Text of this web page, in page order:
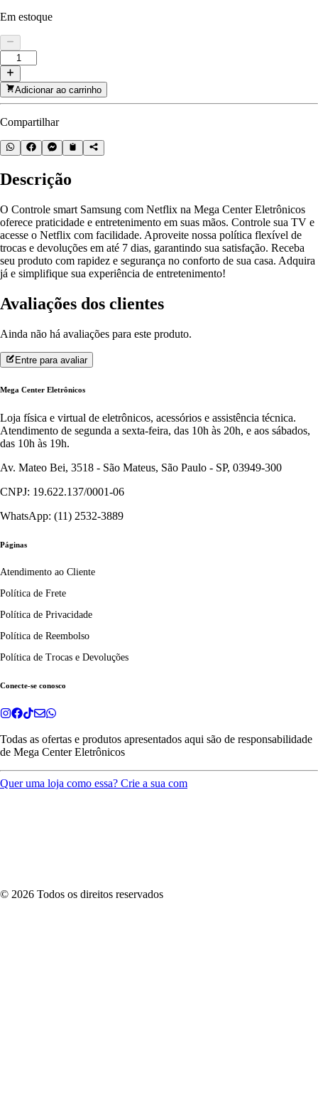
Em estoque
Adicionar ao carrinho
Compartilhar
Descrição
O Controle smart Samsung com Netflix na Mega Center Eletrônicos
oferece praticidade e entretenimento em suas mãos. Controle sua TV e
acesse o Netflix com facilidade. Aproveite nossa política flexível de
trocas e devoluções em até 7 dias, garantindo sua satisfação. Receba
seu produto com rapidez e segurança no conforto de sua casa. Adquira
já e simplifique sua experiência de entretenimento!
Avaliações dos clientes
Ainda não há avaliações para este produto.
Entre para avaliar
Mega Center Eletrônicos
Loja física e virtual de eletrônicos, acessórios e assistência técnica.
Atendimento de segunda a sexta-feira, das 10h às 20h, e aos sábados,
das 10h às 19h.
Av. Mateo Bei, 3518 - São Mateus, São Paulo - SP, 03949-300
CNPJ: 19.622.137/0001-06
WhatsApp: (11) 2532-3889
Páginas
Atendimento ao Cliente
Política de Frete
Política de Privacidade
Política de Reembolso
Política de Trocas e Devoluções
Conecte-se conosco
Todas as ofertas e produtos apresentados aqui são de responsabilidade
de Mega Center Eletrônicos
Quer uma loja como essa? Crie a sua com
© 2026 Todos os direitos reservados